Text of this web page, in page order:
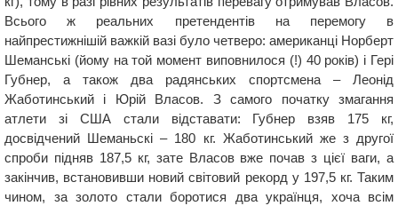
Всього ж реальних претендентів на перемогу в
найпрестижнішій важкій вазі було четверо: американці Норберт
Шеманські (йому на той момент виповнилося (!) 40 років) і Гері
Губнер, а також два радянських спортсмена – Леонід
Жаботинський і Юрій Власов. З самого початку змагання
атлети зі США стали відставати: Губнер взяв 175 кг,
досвідчений Шеманьскі – 180 кг. Жаботинський же з другої
спроби підняв 187,5 кг, зате Власов вже почав з цієї ваги, а
закінчив, встановивши новий світовий рекорд у 197,5 кг. Таким
чином, за золото стали боротися два українця, хоча всім